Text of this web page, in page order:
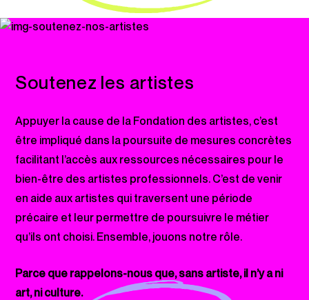
Soutenez les artistes
Appuyer la cause de la Fondation des artistes, c’est
être impliqué dans la poursuite de mesures concrètes
facilitant l’accès aux ressources nécessaires pour le
bien-être des artistes professionnels. C’est de venir
en aide aux artistes qui traversent une période
précaire et leur permettre de poursuivre le métier
qu’ils ont choisi. Ensemble, jouons notre rôle.
Parce que rappelons-nous que, sans artiste, il n’y a ni
art, ni culture.
Recherche
Fermer